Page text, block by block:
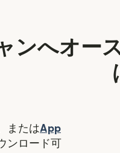
ンへオー
（別ウィンドウで開きま
またはApp
）
ンドウで開きます）
ンロード可